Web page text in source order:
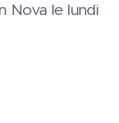
Nova le lundi